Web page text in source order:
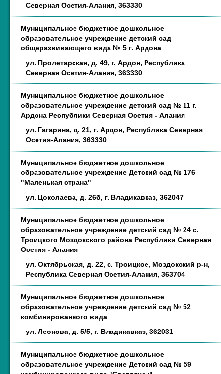
Северная Осетия-Алания, 363330
Муниципальное бюджетное дошкольное
образовательное учреждение детский сад
общеразвивающего вида № 5 г. Ардона
ул. Пролетарская, д. 49, г. Ардон, Республика
Северная Осетия-Алания, 363330
Муниципальное бюджетное дошкольное
образовательное учреждение детский сад № 11 г.
Ардона Республики Северная Осетия - Алания
ул. Гагарина, д. 21, г. Ардон, Республика Северная
Осетия-Алания, 363330
Муниципальное бюджетное дошкольное
образовательное учреждение Детский сад № 176
"Маленькая страна"
ул. Цоколаева, д. 26б, г. Владикавказ, 362047
Муниципальное бюджетное дошкольное
образовательное учреждение детский сад № 24 с.
Троицкого Моздокского района Республики Северная
Осетия - Алания
ул. Октябрьская, д. 22, с. Троицкое, Моздокский р-н,
Республика Северная Осетия-Алания, 363704
Муниципальное бюджетное дошкольное
образовательное учреждение детский сад № 52
комбинированного вида
ул. Леонова, д. 5/5, г. Владикавказ, 362031
Муниципальное бюджетное дошкольное
образовательное учреждение Детский сад № 59